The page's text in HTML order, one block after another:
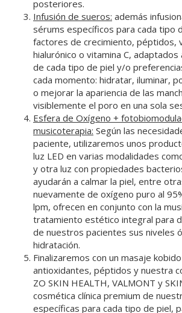
posteriores.
Infusión de sueros: además
sérums específicos para cada tipo
factores de crecimiento, péptidos,
hialurónico o vitamina C, adaptados
de cada tipo de piel y/o
cada momento: hidratar, iluminar,
o mejorar la apariencia de las
visiblemente el poro en una sola
Esfera de Oxígeno +
musicoterapia: Según las
paciente, utilizaremos unos
luz LED en varias modalidades
y otra luz con propiedades
ayudarán a calmar la piel, entre
nuevamente de oxígeno puro al
lpm, ofrecen en conjunto con la
tratamiento estético integral para
de nuestros pacientes sus niveles
hidratación.
Finalizaremos con un masaje
antioxidantes, péptidos y nuestra
ZO SKIN HEALTH, VALMONT y
cosmética clínica premium de
específicas para cada tipo de piel,